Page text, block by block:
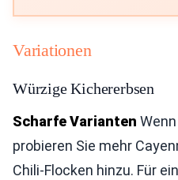
Variationen
Würzige Kichererbsen
Scharfe Varianten
probieren Sie mehr
Chili-Flocken hinzu. Für